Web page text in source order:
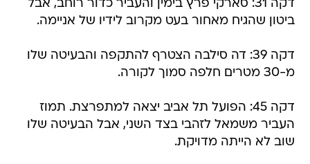
דקה 31: סארקי פרץ בימין והעביר כדור רוחב, אבל
ביטון שהגיח מאחור בעט מקרוב לידיו של אניימה.
דקה 39: דה סילבה הצטרף להתקפה והבעיטה שלו
מ-30 מטרים חלפה סמוך לקורה.
דקה 45: הפועל תל אביב יצאה למתפרצת. תמוז
העביר משמאל לזהבי בצד השני, אבל הבעיטה שלו
שוב לא הייתה מדויקת.